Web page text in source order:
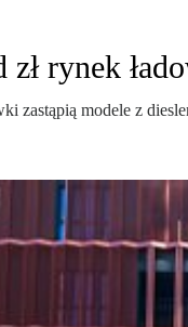
rynek
zastąpią modele z